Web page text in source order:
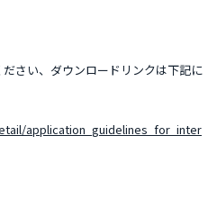
さい、ダウンロードリンクは下記に
application_guidelines_for_inter